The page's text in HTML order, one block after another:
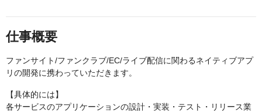
仕事概要
ファンサイト/ファンクラブ/EC/ライブ配信に関わるネイティブアプ
リの開発に携わっていただきます。
【具体的には】
各サービスのアプリケーションの設計・実装・テスト・リリース業